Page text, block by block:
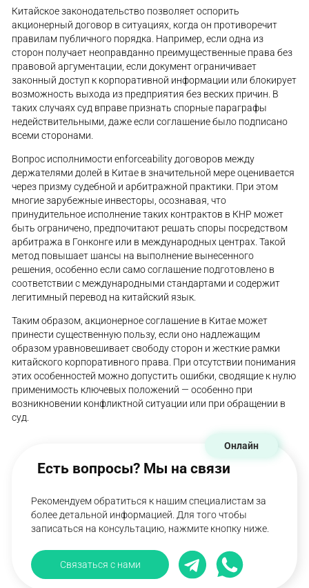
Китайское законодательство позволяет оспорить
акционерный договор в ситуациях, когда он противоречит
правилам публичного порядка. Например, если одна из
сторон получает неоправданно преимущественные права без
правовой аргументации, если документ ограничивает
законный доступ к корпоративной информации или блокирует
возможность выхода из предприятия без веских причин. В
таких случаях суд вправе признать спорные параграфы
недействительными, даже если соглашение было подписано
всеми сторонами.
Вопрос исполнимости enforceability договоров между
держателями долей в Китае в значительной мере оценивается
через призму судебной и арбитражной практики. При этом
многие зарубежные инвесторы, осознавая, что
принудительное исполнение таких контрактов в КНР может
быть ограничено, предпочитают решать споры посредством
арбитража в Гонконге или в международных центрах. Такой
метод повышает шансы на выполнение вынесенного
решения, особенно если само соглашение подготовлено в
соответствии с международными стандартами и содержит
легитимный перевод на китайский язык.
Таким образом, акционерное соглашение в Китае может
принести существенную пользу, если оно надлежащим
образом уравновешивает свободу сторон и жесткие рамки
китайского корпоративного права. При отсутствии понимания
этих особенностей можно допустить ошибки, сводящие к нулю
применимость ключевых положений — особенно при
возникновении конфликтной ситуации или при обращении в
суд.
Есть вопросы? Мы на связи
Рекомендуем обратиться к нашим специалистам за
более детальной информацией. Для того чтобы
записаться на консультацию, нажмите кнопку ниже.
Связаться с нами
Онлайн